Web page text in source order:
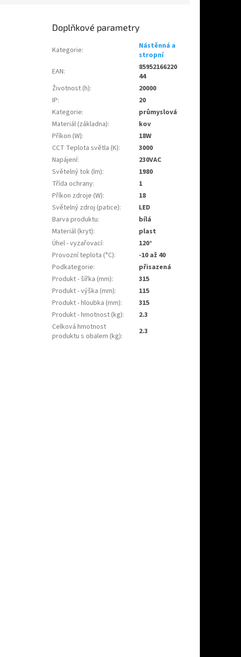
Doplňkové parametry
Kategorie:
Nástěnná a
stropní
EAN:
85952166220
44
Životnost (h):
20000
IP:
20
Kategorie:
průmyslová
Materiál (základna):
kov
Příkon (W):
18W
CCT Teplota světla (K):
3000
Napájení:
230VAC
Světelný tok (lm):
1980
Třída ochrany:
1
Příkon zdroje (W):
18
Světelný zdroj (patice):
LED
Barva produktu:
bílá
Materiál (kryt):
plast
Úhel - vyzařovací:
120°
Provozní teplota (°C):
-10 až 40
Podkategorie:
přisazená
Produkt - šířka (mm):
315
Produkt - výška (mm):
115
Produkt - hloubka (mm):
315
Produkt - hmotnost (kg):
2.3
Celková hmotnost
produktu s obalem (kg): 2.3